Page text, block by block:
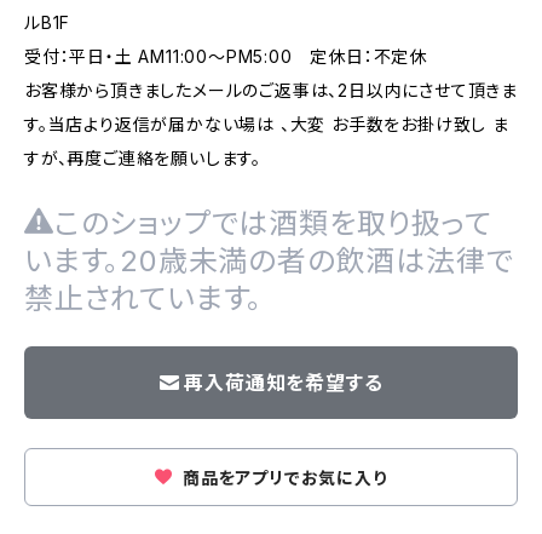
ルB1F
受付：平日・土 AM11:00～PM5:00 定休日：不定休
お客様から頂きましたメールのご返事は、2日以内にさせて頂きま
す。当店より返信が届かない場は 、大変 お手数をお掛け致し ま
すが、再度ご連絡を願いします。
このショップでは酒類を取り扱って
います。20歳未満の者の飲酒は法律で
禁止されています。
再入荷通知を希望する
商品をアプリでお気に入り